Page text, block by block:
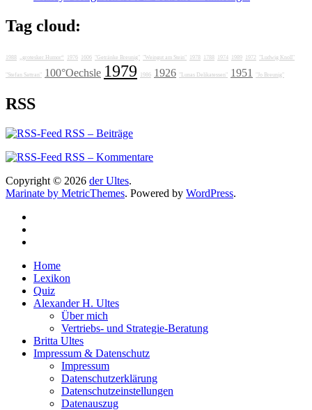
Tag cloud:
1988 „grotesker Humor“ 1976 1606 "Getränke Breunig" "Weingut am Stein" 1978 1788 1974 1989 1972 "Ludwig Knoll"
"Stefan Sattran" 100°Oechsle 1979 1986 1926 "Lunas Delikatessen" 1951 "Jo Breunig"
RSS
RSS – Beiträge
RSS – Kommentare
Copyright © 2026 der Ultes.
Marinate by MetricThemes. Powered by WordPress.
Home
Lexikon
Quiz
Alexander H. Ultes
Über mich
Vertriebs- und Strategie-Beratung
Britta Ultes
Impressum & Datenschutz
Impressum
Datenschutzerklärung
Datenschutzeinstellungen
Datenauszug